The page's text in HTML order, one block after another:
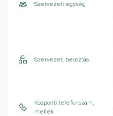
Szervezeti egység
Szervezet, beosztás
Központi telefonszám,
mellék